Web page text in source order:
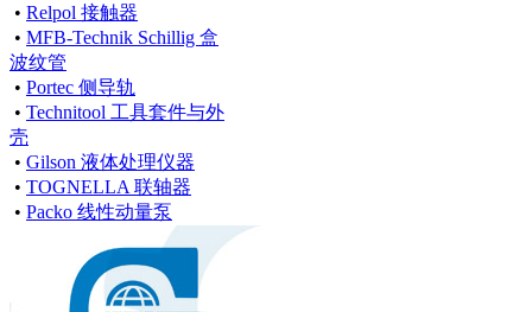
• Relpol 接触器
• MFB-Technik Schillig 盒
波纹管
• Portec 侧导轨
• Technitool 工具套件与外
壳
• Gilson 液体处理仪器
• TOGNELLA 联轴器
• Packo 线性动量泵